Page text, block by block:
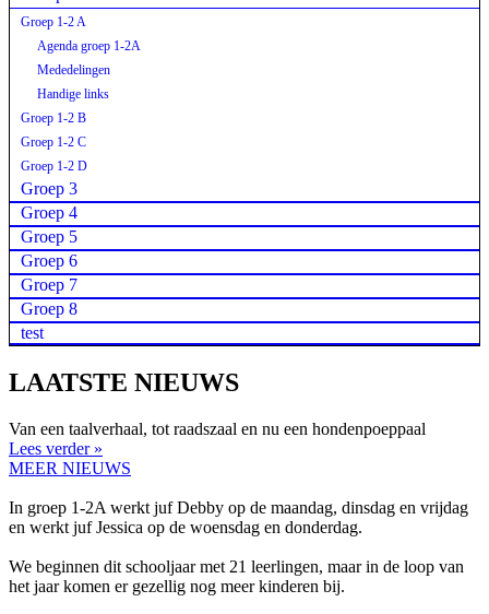
Groep 1-2 A
Agenda groep 1-2A
Mededelingen
Handige links
Groep 1-2 B
Groep 1-2 C
Groep 1-2 D
Groep 3
Groep 4
Groep 5
Groep 6
Groep 7
Groep 8
test
LAATSTE NIEUWS
Van een taalverhaal, tot raadszaal en nu een hondenpoeppaal
Lees verder »
MEER NIEUWS
In groep 1-2A werkt juf Debby op de maandag, dinsdag en vrijdag
en werkt juf Jessica op de woensdag en donderdag.
We beginnen dit schooljaar met 21 leerlingen, maar in de loop van
het jaar komen er gezellig nog meer kinderen bij.